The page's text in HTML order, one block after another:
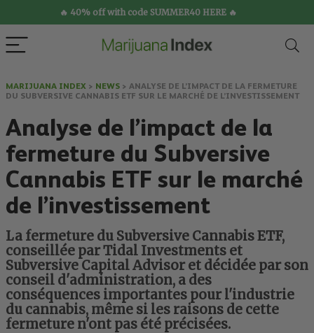
🔥 40% off with code SUMMER40 HERE 🔥
MARIJUANA INDEX > NEWS > ANALYSE DE L’IMPACT DE LA FERMETURE
DU SUBVERSIVE CANNABIS ETF SUR LE MARCHÉ DE L’INVESTISSEMENT
Analyse de l’impact de la
fermeture du Subversive
Cannabis ETF sur le marché
de l’investissement
La fermeture du Subversive Cannabis ETF,
conseillée par Tidal Investments et
Subversive Capital Advisor et décidée par son
conseil d'administration, a des
conséquences importantes pour l'industrie
du cannabis, même si les raisons de cette
fermeture n'ont pas été précisées.